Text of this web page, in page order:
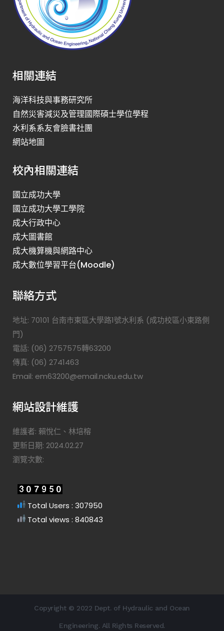
相關連結
海洋科技與事務研究所
自然災害減災及管理國際碩士學位學程
水利系系友會臉書社團
網站地圖
校內相關連結
國立成功大學
國立成功大學工學院
成大行政中心
成大圖書館
成大機算機與網路中心
成大數位學習平台(Moodle)
聯絡方式
地址: 70101 台南市東區大學路1號水利系 (成功校區小東路側
門)
電話: (06) 2757575轉63200
傳真: (06) 2741463
Email: em63200@email.ncku.edu.tw
網站設計維護
維護者: 賴悅仁、林培榕
更新日期: 2024.02.27
瀏覽次數:
Total Users : 307950
Total views : 840843
Copyright © 2022 Dept. of Hydraulic and Ocean
Engineering. All Rights Reserved.